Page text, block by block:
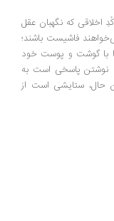
که نگهبان عقل
فاشیست باشند؛
و پوست خود
پاسخی است به
است از